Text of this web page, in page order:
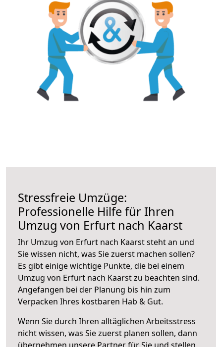
Stressfreie Umzüge:
Professionelle Hilfe für Ihren
Umzug von Erfurt nach Kaarst
Ihr Umzug von Erfurt nach Kaarst steht an und
Sie wissen nicht, was Sie zuerst machen sollen?
Es gibt einige wichtige Punkte, die bei einem
Umzug von Erfurt nach Kaarst zu beachten sind.
Angefangen bei der Planung bis hin zum
Verpacken Ihres kostbaren Hab & Gut.
Wenn Sie durch Ihren alltäglichen Arbeitsstress
nicht wissen, was Sie zuerst planen sollen, dann